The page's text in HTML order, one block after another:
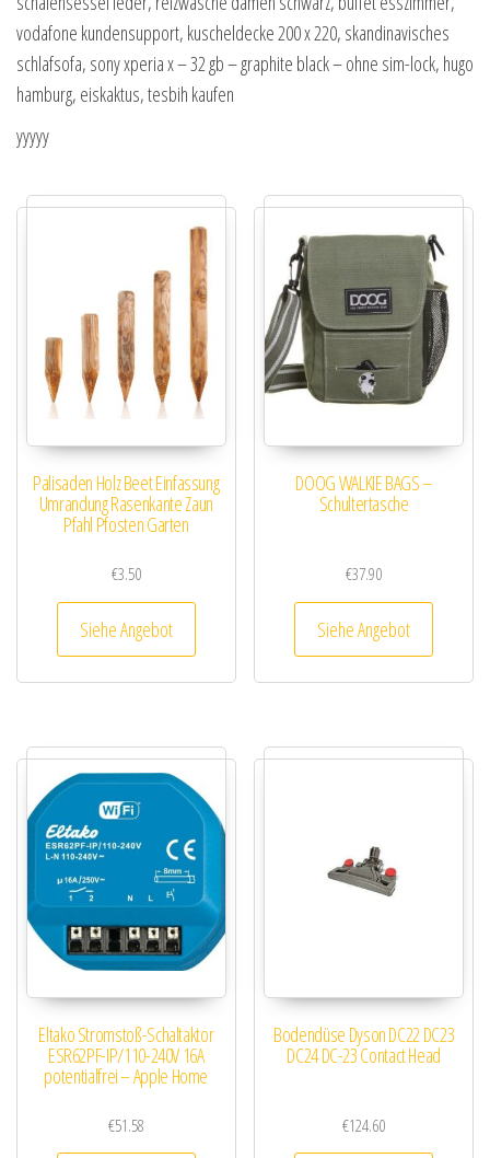
vodafone kundensupport, kuscheldecke 200 x 220, skandinavisches
schlafsofa, sony xperia x – 32 gb – graphite black – ohne sim-lock, hugo
hamburg, eiskaktus, tesbih kaufen
yyyyy
Palisaden Holz Beet Einfassung
Umrandung Rasenkante Zaun
Pfahl Pfosten Garten
€3.50
Siehe Angebot
DOOG WALKIE BAGS –
Schultertasche
€37.90
Siehe Angebot
Eltako Stromstoß-Schaltaktor
ESR62PF-IP/110-240V 16A
potentialfrei – Apple Home
€51.58
Bodendüse Dyson DC22 DC23
DC24 DC-23 Contact Head
€124.60